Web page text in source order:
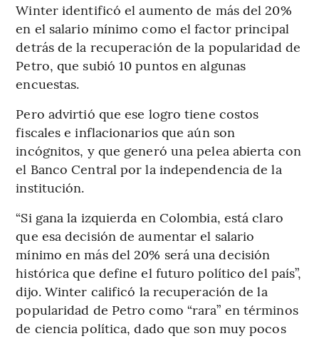
Winter identificó el aumento de más del 20%
en el salario mínimo como el factor principal
detrás de la recuperación de la popularidad de
Petro, que subió 10 puntos en algunas
encuestas.
Pero advirtió que ese logro tiene costos
fiscales e inflacionarios que aún son
incógnitos, y que generó una pelea abierta con
el Banco Central por la independencia de la
institución.
“Si gana la izquierda en Colombia, está claro
que esa decisión de aumentar el salario
mínimo en más del 20% será una decisión
histórica que define el futuro político del país”,
dijo. Winter calificó la recuperación de la
popularidad de Petro como “rara” en términos
de ciencia política, dado que son muy pocos